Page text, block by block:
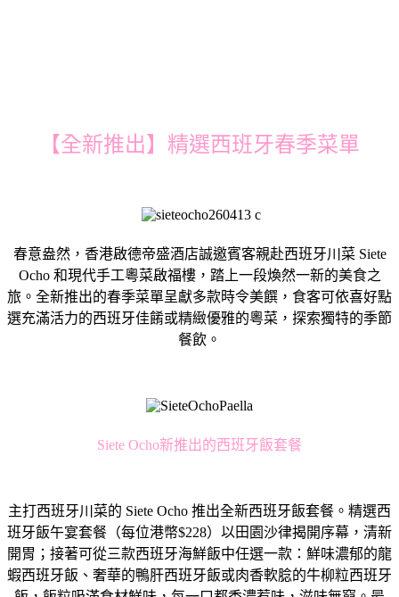
【全新推出】精選西班牙春季菜單
春意盎然，香港啟德帝盛酒店誠邀賓客親赴西班牙川菜 Siete
Ocho 和現代手工粵菜啟福樓，踏上一段煥然一新的美食之
旅。全新推出的春季菜單呈獻多款時令美饌，食客可依喜好點
選充滿活力的西班牙佳餚或精緻優雅的粵菜，探索獨特的季節
餐飲。
Siete Ocho新推出的西班牙飯套餐
主打西班牙川菜的 Siete Ocho 推出全新西班牙飯套餐。精選西
班牙飯午宴套餐（每位港幣$228）以田園沙律揭開序幕，清新
開胃； 接著可從三款西班牙海鮮飯中任選一款：鮮味濃郁的龍
蝦西班牙飯、 奢華的鴨肝西班牙飯或肉香軟腍的牛柳粒西班牙